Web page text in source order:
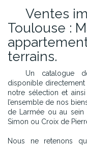
Ventes
Toulouse :
terrains.
Un catalogue
disponible
notre sélection et
l’ensemble de nos
de Larmée ou au sein
Simon ou Croix de
Nous ne retenons